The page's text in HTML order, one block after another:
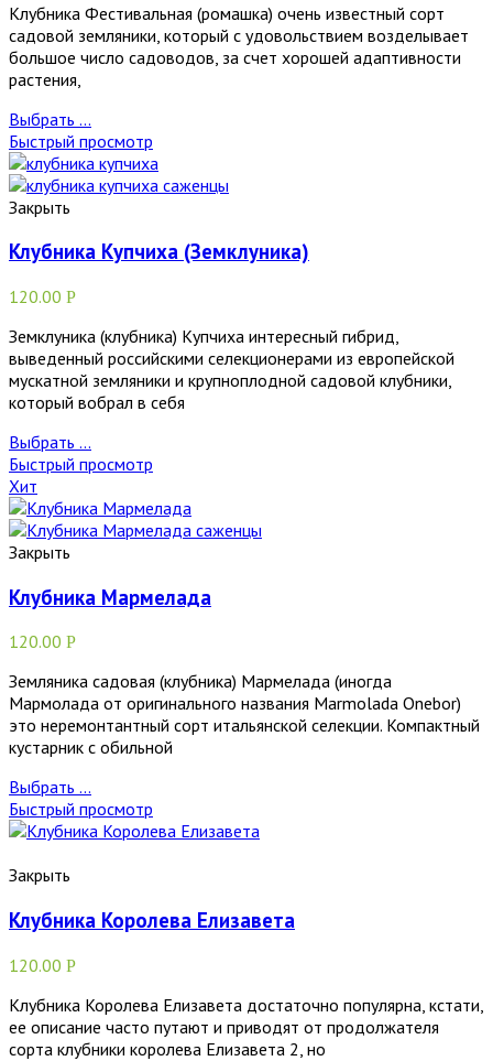
Клубника Фестивальная (ромашка) очень известный сорт
садовой земляники, который с удовольствием возделывает
большое число садоводов, за счет хорошей адаптивности
растения,
Выбрать ...
Быстрый просмотр
Закрыть
Клубника Купчиха (Земклуника)
120.00 Р
Земклуника (клубника) Купчиха интересный гибрид,
выведенный российскими селекционерами из европейской
мускатной земляники и крупноплодной садовой клубники,
который вобрал в себя
Выбрать ...
Быстрый просмотр
Хит
Закрыть
Клубника Мармелада
120.00 Р
Земляника садовая (клубника) Мармелада (иногда
Мармолада от оригинального названия Marmolada Onebor)
это неремонтантный сорт итальянской селекции. Компактный
кустарник с обильной
Выбрать ...
Быстрый просмотр
Закрыть
Клубника Королева Елизавета
120.00 Р
Клубника Королева Елизавета достаточно популярна, кстати,
ее описание часто путают и приводят от продолжателя
сорта клубники королева Елизавета 2, но